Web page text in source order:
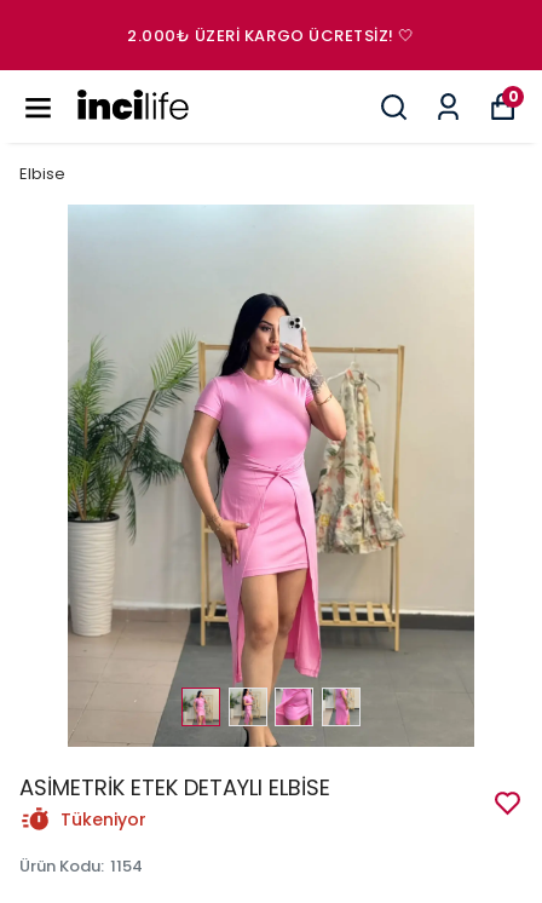
2.000₺ ÜZERI KARGO ÜCRETSIZ! 🤍
0
Elbise
ASİMETRİK ETEK DETAYLI ELBİSE
Tükeniyor
Ürün Kodu: 1154